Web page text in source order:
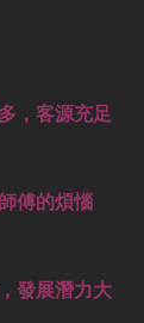
， 客源充足
傅的煩惱
發展潛力大